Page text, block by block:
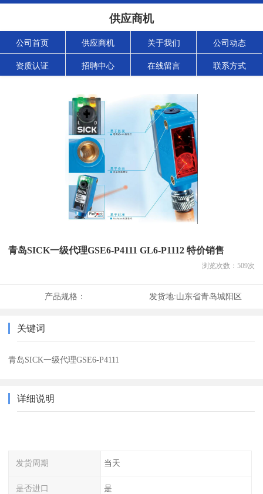
供应商机
公司首页 供应商机 关于我们 公司动态
资质认证 招聘中心 在线留言 联系方式
青岛SICK一级代理GSE6-P4111 GL6-P1112 特价销售
浏览次数： 509次
产品规格： 发货地:山东省青岛城阳区
关键词
青岛SICK一级代理GSE6-P4111
详细说明
发货周期 当天
是否进口 是